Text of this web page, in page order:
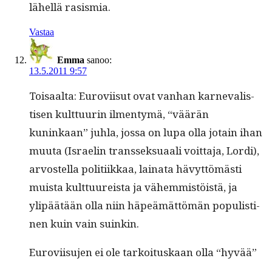
lähel­lä rasismia.
Vastaa
Emma sanoo:
13.5.2011 9:57
Toisaal­ta: Eurovi­isut ovat van­han karneval­is­
tisen kult­tuurin ilmen­tymä, “väärän
kuninkaan” juh­la, jos­sa on lupa olla jotain ihan
muu­ta (Israelin transsek­suaali voit­ta­ja, Lor­di),
arvostel­la poli­ti­ikkaa, laina­ta hävyt­tömästi
muista kult­tuureista ja vähem­mistöistä, ja
ylipäätään olla niin häpeämät­tömän pop­ulisti­
nen kuin vain suinkin.
Eurovi­isu­jen ei ole tarkoi­tuskaan olla “hyvää”